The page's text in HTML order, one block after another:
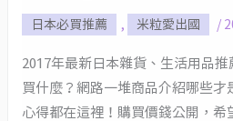
日本必買推薦 , 米粒愛出國 /
2017年最新日本雜貨、生活用品
買什麼？網路一堆商品介紹哪些才
心得都在這裡！購買價錢公開，希
買
推
薦】
生